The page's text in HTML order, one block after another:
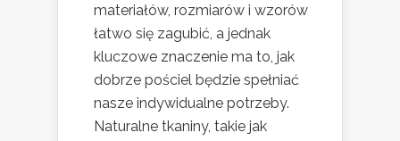
materiałów, rozmiarów i wzorów
łatwo się zagubić, a jednak
kluczowe znaczenie ma to, jak
dobrze pościel będzie spełniać
nasze indywidualne potrzeby.
Naturalne tkaniny, takie jak